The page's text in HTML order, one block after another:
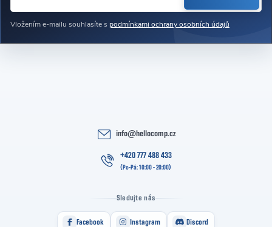
Vložením e-mailu souhlasíte s podmínkami ochrany osobních údajů
info@hellocomp.cz
+420 777 488 433
Sledujte nás
Facebook Instagram Discord